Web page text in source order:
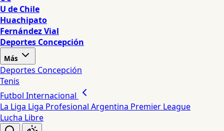
U de Chile
Huachipato
Fernández Vial
Deportes Concepción
Más
Deportes Concepción
Tenis
Futbol Internacional
La Liga Liga Profesional Argentina Premier League
Lucha Libre